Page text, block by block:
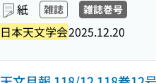
紙 雑誌 雑誌巻号
日本天文学会2025.12.20